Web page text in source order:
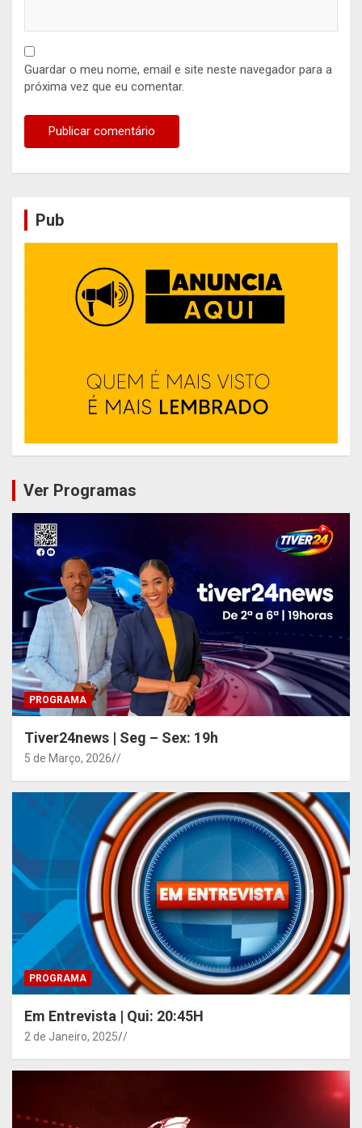
Guardar o meu nome, email e site neste navegador para a
próxima vez que eu comentar.
Pub
Ver Programas
PROGRAMA
Tiver24news | Seg – Sex: 19h
5 de Março, 2026 /
PROGRAMA
Em Entrevista | Qui: 20:45H
2 de Janeiro, 2025 /